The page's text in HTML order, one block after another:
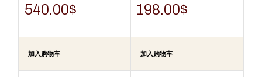
540.00$
加入购物车
198.00$
加入购物车